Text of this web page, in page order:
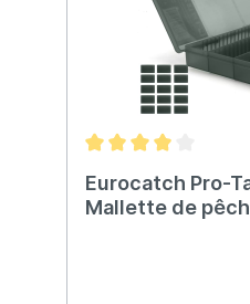
Eurocatch Pro-
Mallette de